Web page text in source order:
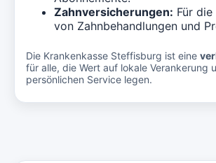
Zahnversicherungen: Für
von Zahnbehandlungen und
Die Krankenkasse Steffisburg ist eine
für alle, die Wert auf lokale Verankerung
persönlichen Service legen.